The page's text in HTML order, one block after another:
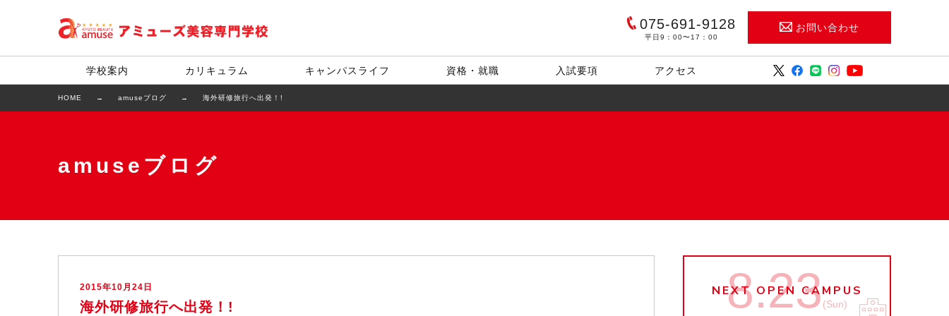
075-691-9128
平日9：00〜17：00
お問い合わせ
学校案内 カリキュラム キャンパスライフ 資格・就職 入試要項 アクセス
HOME amuseブログ 海外研修旅行へ出発！!
amuseブログ
2015年10月24日
海外研修旅行へ出発！!
NEXT OPEN CAMPUS
8.23 (Sun)